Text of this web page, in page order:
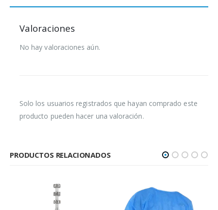
Valoraciones
No hay valoraciones aún.
Solo los usuarios registrados que hayan comprado este
producto pueden hacer una valoración.
PRODUCTOS RELACIONADOS